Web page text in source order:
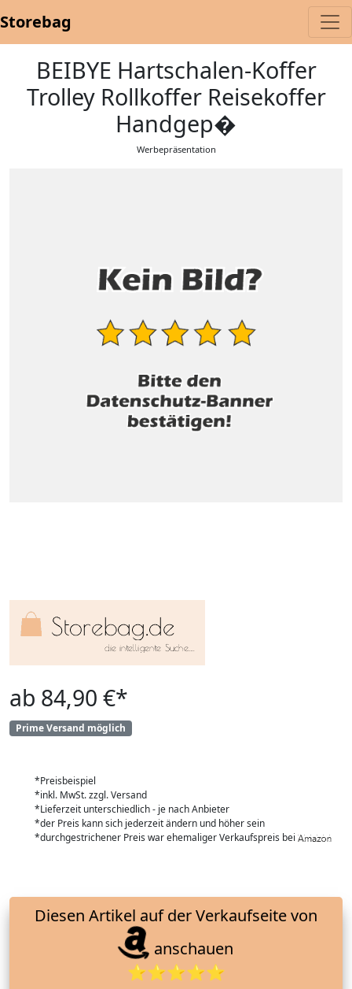
Storebag
BEIBYE Hartschalen-Koffer
Trolley Rollkoffer Reisekoffer
Handgep�
Werbepräsentation
ab 84,90 €*
Prime Versand möglich
*Preisbeispiel
*inkl. MwSt. zzgl. Versand
*Lieferzeit unterschiedlich - je nach Anbieter
*der Preis kann sich jederzeit ändern und höher sein
*durchgestrichener Preis war ehemaliger Verkaufspreis bei
anschauen
⭐⭐⭐⭐⭐